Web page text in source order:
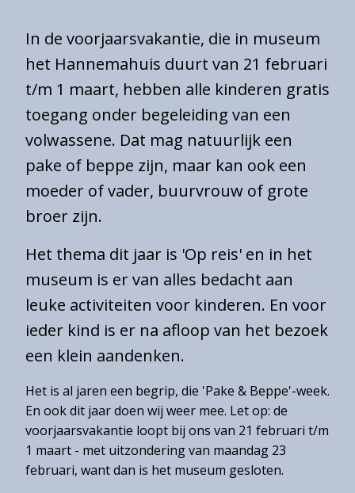
In de voorjaarsvakantie, die in museum
het Hannemahuis duurt van 21 februari
t/m 1 maart, hebben alle kinderen gratis
toegang onder begeleiding van een
volwassene. Dat mag natuurlijk een
pake of beppe zijn, maar kan ook een
moeder of vader, buurvrouw of grote
broer zijn.
Het thema dit jaar is 'Op reis' en in het
museum is er van alles bedacht aan
leuke activiteiten voor kinderen. En voor
ieder kind is er na afloop van het bezoek
een klein aandenken.
Het is al jaren een begrip, die 'Pake & Beppe'-week.
En ook dit jaar doen wij weer mee. Let op: de
voorjaarsvakantie loopt bij ons van 21 februari t/m
1 maart - met uitzondering van maandag 23
februari, want dan is het museum gesloten.
website
Admission
prices
Opening
hours
Travelling
Museum
Het
Educatie
Winkel